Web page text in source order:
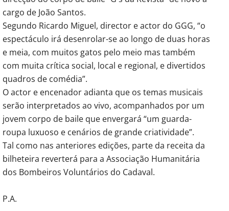
cargo de João Santos.
Segundo Ricardo Miguel, director e actor do GGG, “o
espectáculo irá desenrolar-se ao longo de duas horas
e meia, com muitos gatos pelo meio mas também
com muita crítica social, local e regional, e divertidos
quadros de comédia”.
O actor e encenador adianta que os temas musicais
serão interpretados ao vivo, acompanhados por um
jovem corpo de baile que envergará “um guarda-
roupa luxuoso e cenários de grande criatividade”.
Tal como nas anteriores edições, parte da receita da
bilheteira reverterá para a Associação Humanitária
dos Bombeiros Voluntários do Cadaval.
P.A.